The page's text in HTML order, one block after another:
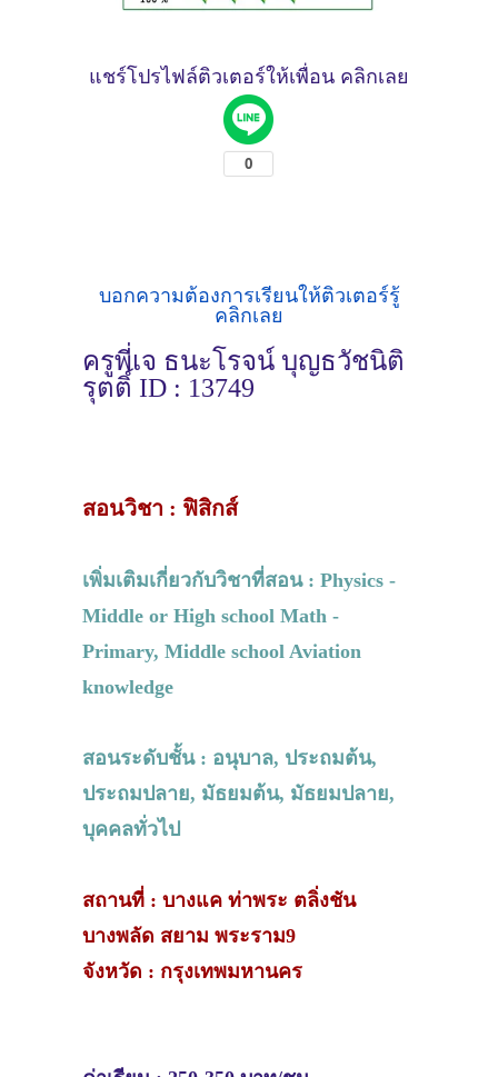
แชร์โปรไฟล์ติวเตอร์ให้เพื่อน คลิกเลย
บอกความต้องการเรียนให้ติวเตอร์รู้
คลิกเลย
ครูพี่เจ ธนะโรจน์ บุญธวัชนิติ
รุตติ์ ID : 13749
สอนวิชา : ฟิสิกส์
เพิ่มเติมเกี่ยวกับวิชาที่สอน : Physics -
Middle or High school Math -
Primary, Middle school Aviation
knowledge
สอนระดับชั้น : อนุบาล, ประถมต้น,
ประถมปลาย, มัธยมต้น, มัธยมปลาย,
บุคคลทั่วไป
สถานที่ : บางแค ท่าพระ ตลิ่งชัน
บางพลัด สยาม พระราม9
จังหวัด : กรุงเทพมหานคร